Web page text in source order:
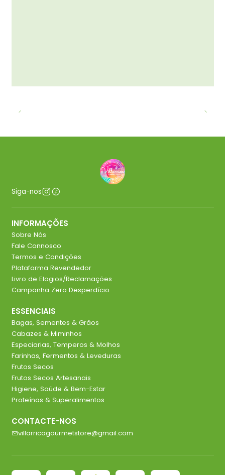
Siga-nos
INFORMAÇÕES
Sobre Nós
Fale Connosco
Termos e Condições
Plataforma Revendedor
Livro de Elogios/Reclamações
Campanha Zero Desperdício
ESSENCIAIS
Bagas, Sementes & Grãos
Cabazes & Miminhos
Especiarias, Temperos & Molhos
Farinhas, Fermentos & Leveduras
Frutos Secos
Frutos Secos Artesanais
Higiene, Saúde & Bem-Estar
Proteínas & Superalimentos
CONTACTE-NOS
villarricagourmetstore@gmail.com